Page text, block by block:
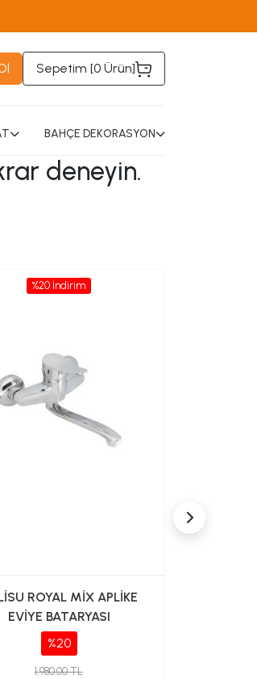
Sepetim [0 Ürün]
BAHÇE DEKORASYON
deneyin.
%20 İndirim
ROYAL MİX APLİKE
EVİYE BATARYASI
%20
1,980.00 TL